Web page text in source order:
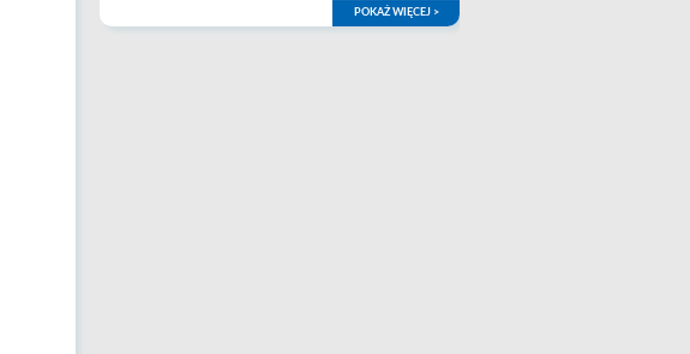
POKAŻ WIĘCEJ >